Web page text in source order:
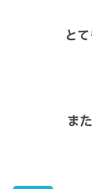
と
ま